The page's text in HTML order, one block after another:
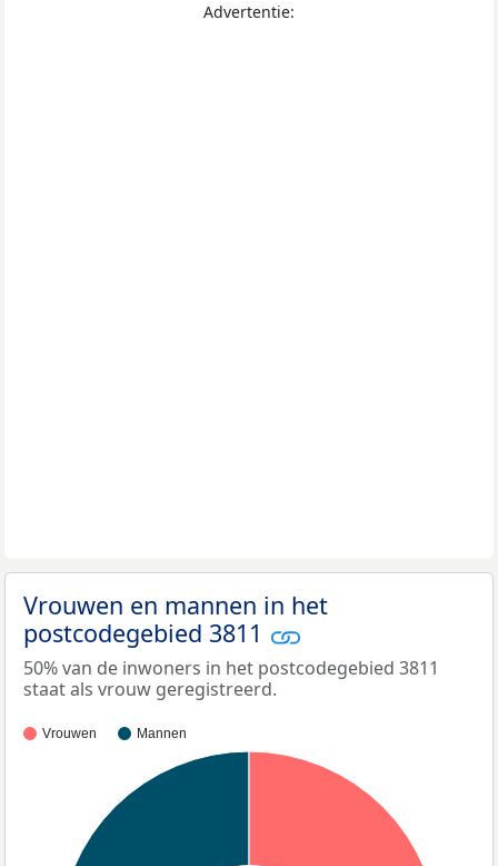
Advertentie:
Vrouwen en mannen in het
postcodegebied 3811
50% van de inwoners in het postcodegebied 3811
staat als vrouw geregistreerd.
Vrouwen Mannen